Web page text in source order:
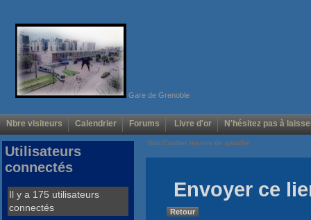
Gare de Grenoble
Nbre visiteurs Calendrier Forums Livre d'or N'hésitez pas à
Voir/Cacher menus de gauche
Envoyer ce
Retour
Utilisateurs
connectés
Il y a 175 utilisateurs
connectés